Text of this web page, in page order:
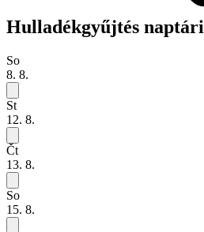
Hulladékgyűjtés naptári
So
8. 8.
St
12. 8.
Čt
13. 8.
So
15. 8.